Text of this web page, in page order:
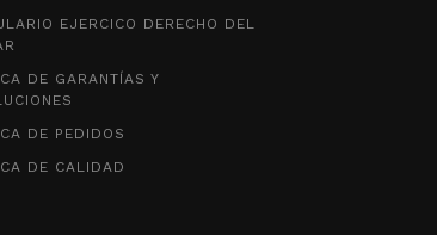
EJERCICO DERECHO DEL
DE GARANTÍAS Y
DE PEDIDOS
DE CALIDAD